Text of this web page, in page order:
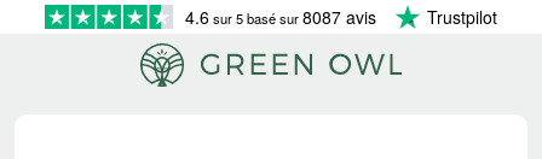
4.6sur 5 basé sur8087 avis Trustpilot